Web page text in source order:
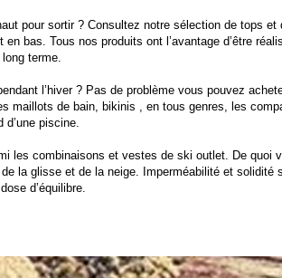
pour sortir ? Consultez notre sélection de tops et
bas. Tous nos produits ont l’avantage d’être
terme.
l’hiver ? Pas de problème vous pouvez
maillots de bain, bikinis , en tous genres, les
d’une piscine.
les combinaisons et vestes de ski outlet. De quoi
la glisse et de la neige. Imperméabilité et solidité
d’équilibre.